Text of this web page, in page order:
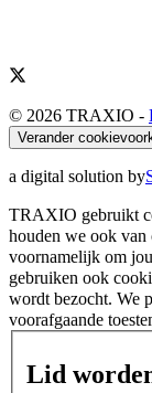
© 2026 TRAXIO -
Verander
a digital solution by
TRAXIO gebruikt
houden we ook van
voornamelijk om
gebruiken ook
wordt bezocht. We
voorafgaande
Lid